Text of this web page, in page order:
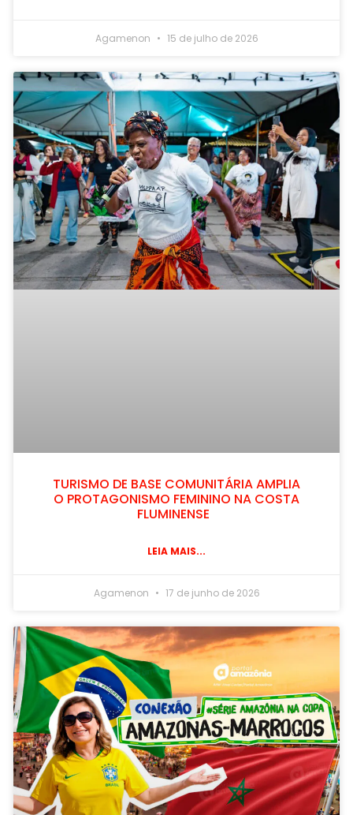
Agamenon 15 de julho de 2026
TURISMO DE BASE COMUNITÁRIA AMPLIA
O PROTAGONISMO FEMININO NA COSTA
FLUMINENSE
LEIA MAIS...
Agamenon 17 de junho de 2026